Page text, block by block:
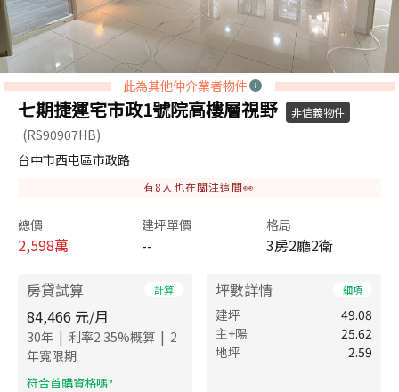
此為其他仲介業者物件
七期捷運宅市政1號院高樓層視野 非信義物件
(RS90907HB)
台中市西屯區市政路
有8 人也在關注這間👀
總價
2,598萬
建坪單價
--
格局
3房2廳2衛
房貸試算 計算
84,466 元/月
30年 | 利率2.35%概算 | 2
年寬限期
​符合首購資格嗎?
坪數詳情 細項
建坪
49.08
主+陽
25.62
地坪
2.59